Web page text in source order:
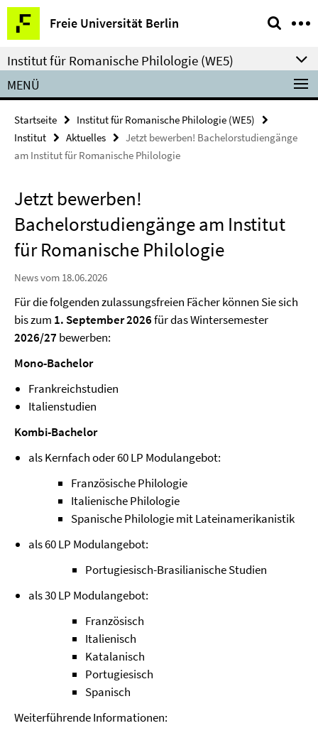
Springe
direkt
zu
Inhalt
Freie Universität Berlin
Service-
Navigation
Institut für Romanische Philologie (WE5)
MENÜ
Startseite
Institut für Romanische Philologie (WE5)
Institut
Aktuelles
Jetzt bewerben! Bachelorstudiengänge
am Institut für Romanische Philologie
Jetzt bewerben!
Bachelorstudiengänge am Institut
für Romanische Philologie
News vom 18.06.2026
Für die folgenden zulassungsfreien Fächer können Sie sich
bis zum 1. September 2026für das Wintersemester
2026/27 bewerben:
Mono-Bachelor
Frankreichstudien
Italienstudien
Kombi-Bachelor
als Kernfach oder 60 LP Modulangebot:
Französische Philologie
Italienische Philologie
Spanische Philologie mit Lateinamerikanistik
als 60 LP Modulangebot:
Portugiesisch-Brasilianische Studien
als 30 LP Modulangebot:
Französisch
Italienisch
Katalanisch
Portugiesisch
Spanisch
Weiterführende Informationen: